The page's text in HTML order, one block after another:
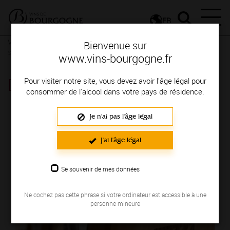
Bienvenue sur
www.vins-bourgogne.fr
Pour visiter notre site, vous devez avoir l'âge légal pour
consommer de l'alcool dans votre pays de résidence.
Je n'ai pas l'âge légal
J'ai l'âge légal
Se souvenir de mes données
Ne cochez pas cette phrase si votre ordinateur est accessible à une
personne mineure
FR
Femmes et hommes passionnés
DOMAINE SÈVE